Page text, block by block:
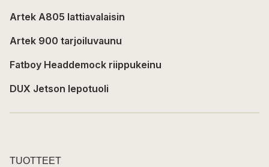
Artek A805 lattiavalaisin
Artek 900 tarjoiluvaunu
Fatboy Headdemock riippukeinu
DUX Jetson lepotuoli
TUOTTEET